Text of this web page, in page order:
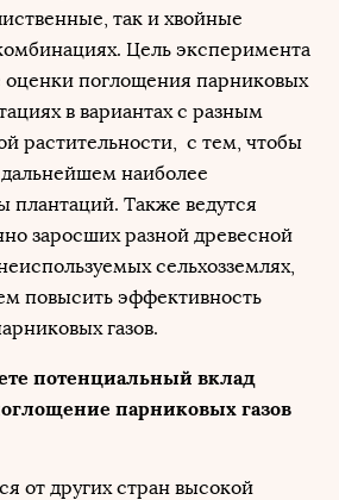
так и хвойные
Цель эксперимента
оценки поглощения парниковых
в вариантах с разным
растительности, с тем, чтобы
наиболее
Также ведутся
заросших разной древесной
сельхозземлях,
повысить эффективность
газов.
потенциальный вклад
парниковых газов
от других стран высокой